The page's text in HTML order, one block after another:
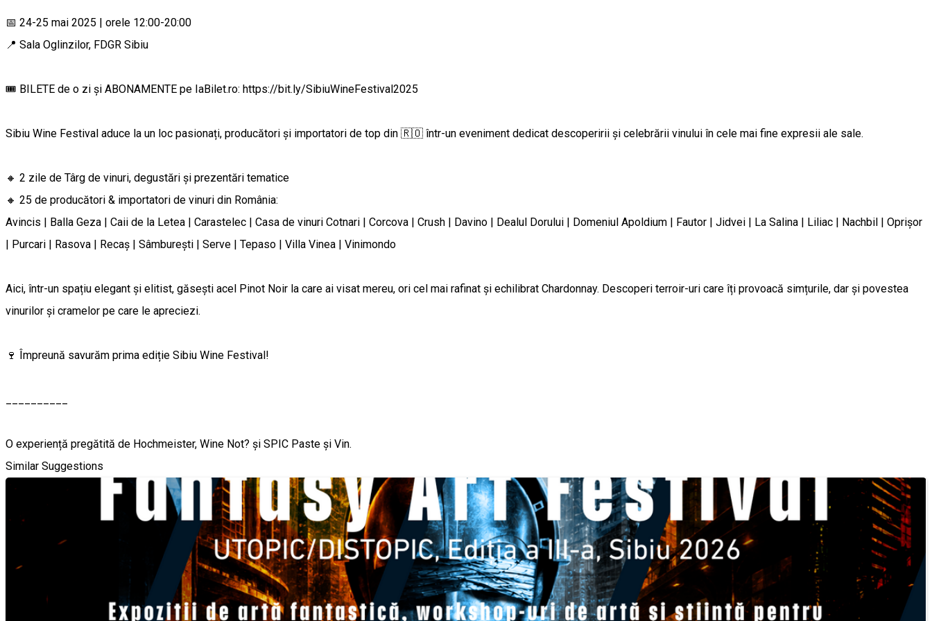
📅 24-25 mai 2025 | orele 12:00-20:00
📍 Sala Oglinzilor, FDGR Sibiu
🎟️ BILETE de o zi și ABONAMENTE pe IaBilet.ro: https://bit.ly/SibiuWineFestival2025
Sibiu Wine Festival aduce la un loc pasionați, producători și importatori de top din 🇷🇴 într-un eveniment dedicat descoperirii și celebrării vinului în cele mai fine expresii ale sale.
🔸 2 zile de Târg de vinuri, degustări și prezentări tematice
🔸 25 de producători & importatori de vinuri din România:
Avincis | Balla Geza | Caii de la Letea | Carastelec | Casa de vinuri Cotnari | Corcova | Crush | Davino | Dealul Dorului | Domeniul Apoldium | Fautor | Jidvei | La Salina | Liliac | Nachbil | Oprișor
| Purcari | Rasova | Recaș | Sâmburești | Serve | Tepaso | Villa Vinea | Vinimondo
Aici, într-un spațiu elegant și elitist, găsești acel Pinot Noir la care ai visat mereu, ori cel mai rafinat și echilibrat Chardonnay. Descoperi terroir-uri care îți provoacă simțurile, dar și povestea
vinurilor și cramelor pe care le apreciezi.
🍷 Împreună savurăm prima ediție Sibiu Wine Festival!
O experiență pregătită de Hochmeister, Wine Not? și SPIC Paste și Vin.
Similar Suggestions